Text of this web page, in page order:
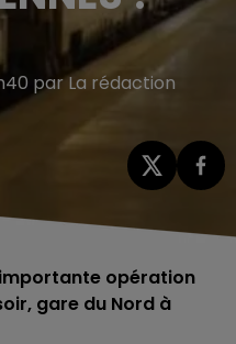
par La rédaction
opération
gare du Nord à